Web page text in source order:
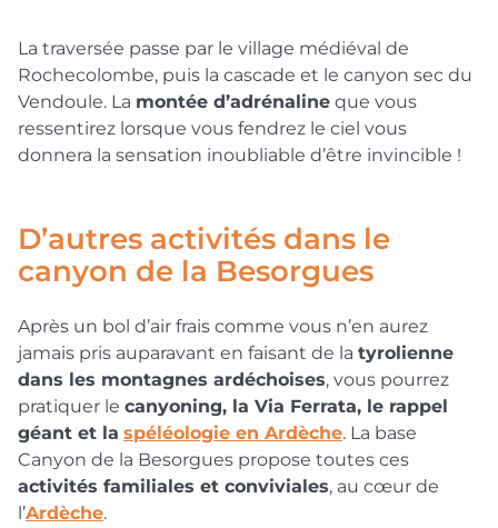
La traversée passe par le village médiéval de
Rochecolombe, puis la cascade et le canyon sec du
Vendoule. La montée d’adrénaline que vous
ressentirez lorsque vous fendrez le ciel vous
donnera la sensation inoubliable d’être invincible !
D’autres activités dans le
canyon de la Besorgues
Après un bol d’air frais comme vous n’en aurez
jamais pris auparavant en faisant de la tyrolienne
dans les montagnes ardéchoises, vous pourrez
pratiquer le canyoning, la Via Ferrata, le rappel
géant et la spéléologie en Ardèche. La base
Canyon de la Besorgues propose toutes ces
activités familiales et conviviales, au cœur de
l’Ardèche.